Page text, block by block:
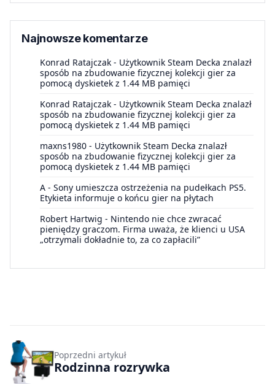
Najnowsze komentarze
Konrad Ratajczak - Użytkownik Steam Decka znalazł
sposób na zbudowanie fizycznej kolekcji gier za
pomocą dyskietek z 1.44 MB pamięci
Konrad Ratajczak - Użytkownik Steam Decka znalazł
sposób na zbudowanie fizycznej kolekcji gier za
pomocą dyskietek z 1.44 MB pamięci
maxns1980 - Użytkownik Steam Decka znalazł
sposób na zbudowanie fizycznej kolekcji gier za
pomocą dyskietek z 1.44 MB pamięci
A - Sony umieszcza ostrzeżenia na pudełkach PS5.
Etykieta informuje o końcu gier na płytach
Robert Hartwig - Nintendo nie chce zwracać
pieniędzy graczom. Firma uważa, że klienci u USA
„otrzymali dokładnie to, za co zapłacili”
Poprzedni artykuł
Rodzinna rozrywka